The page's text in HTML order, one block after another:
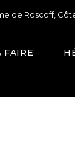
de Roscoff,
FAIRE